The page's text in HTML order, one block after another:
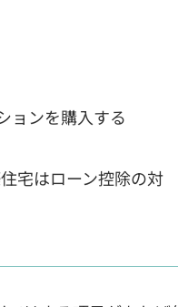
ョンを購入する
宅はローン控除の対